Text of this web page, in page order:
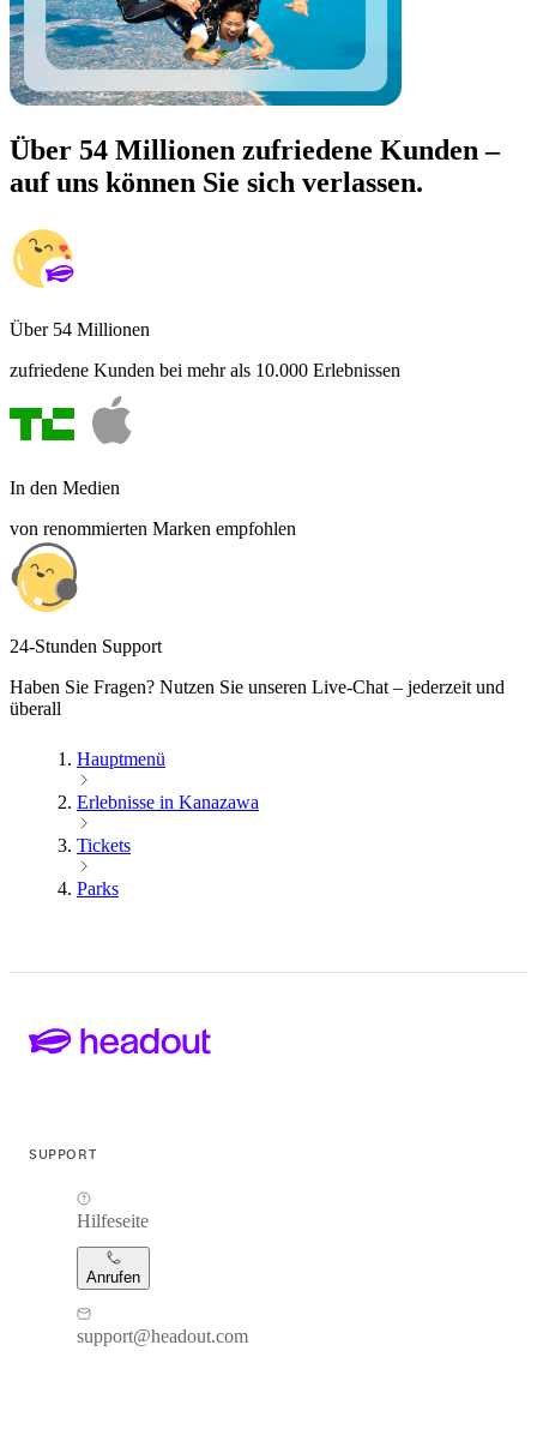
Über 54 Millionen zufriedene Kunden –
auf uns können Sie sich verlassen.
Über 54 Millionen
zufriedene Kunden bei mehr als 10.000 Erlebnissen
In den Medien
von renommierten Marken empfohlen
24-Stunden Support
Haben Sie Fragen? Nutzen Sie unseren Live-Chat – jederzeit und
überall
Hauptmenü
Erlebnisse in Kanazawa
Tickets
Parks
SUPPORT
Hilfeseite
Anrufen
support@headout.com